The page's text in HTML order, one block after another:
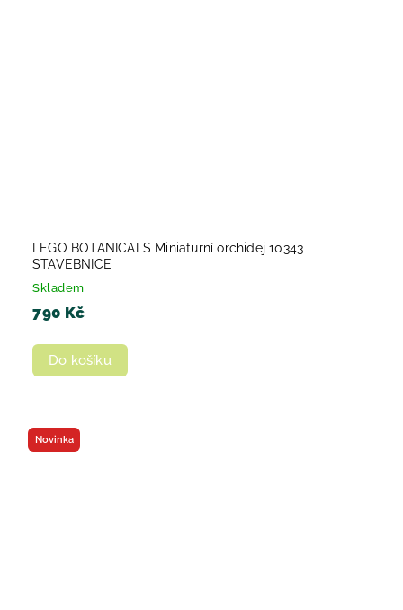
LEGO BOTANICALS Miniaturní orchidej 10343
STAVEBNICE
Skladem
790 Kč
Do košíku
Novinka